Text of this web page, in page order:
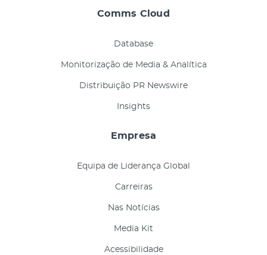
Comms Cloud
Database
Monitorização de Media & Analítica
Distribuição PR Newswire
Insights
Empresa
Equipa de Liderança Global
Carreiras
Nas Notícias
Media Kit
Acessibilidade